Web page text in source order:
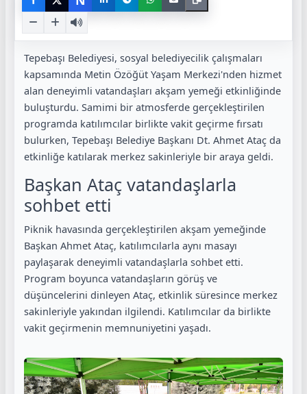
Tepebaşı Belediyesi, sosyal belediyecilik çalışmaları
kapsamında Metin Özöğüt Yaşam Merkezi'nden hizmet
alan deneyimli vatandaşları akşam yemeği etkinliğinde
buluşturdu. Samimi bir atmosferde gerçekleştirilen
programda katılımcılar birlikte vakit geçirme fırsatı
bulurken, Tepebaşı Belediye Başkanı Dt. Ahmet Ataç da
etkinliğe katılarak merkez sakinleriyle bir araya geldi.
Başkan Ataç vatandaşlarla
sohbet etti
Piknik havasında gerçekleştirilen akşam yemeğinde
Başkan Ahmet Ataç, katılımcılarla aynı masayı
paylaşarak deneyimli vatandaşlarla sohbet etti.
Program boyunca vatandaşların görüş ve
düşüncelerini dinleyen Ataç, etkinlik süresince merkez
sakinleriyle yakından ilgilendi. Katılımcılar da birlikte
vakit geçirmenin memnuniyetini yaşadı.